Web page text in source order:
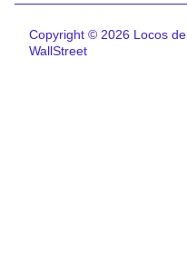
Copyright © 2026 Locos de
WallStreet